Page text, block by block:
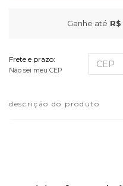
Ganhe até
Frete e prazo:
Não sei meu CEP
descrição do produto